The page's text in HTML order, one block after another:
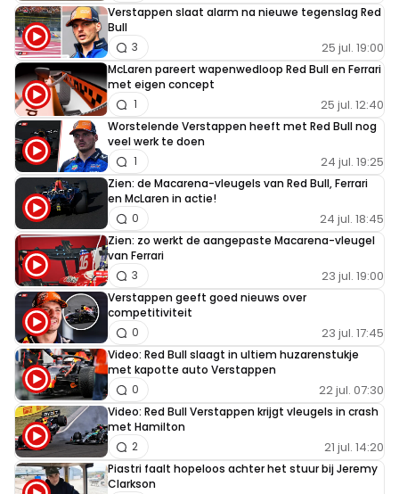
Broodkogel
17 mei 2024 18:28
Het gezaag aan de poten van RedBull is begonnen.
Verbaal, in de weg rijden van teams. Zal er wel bij horen.
Jammer ook als het omgekeerd zou zijn trouwens
LaNdO
17 mei 2024 21:49
Ook een sportieve reactie van MV trouwens. Was niet
nodig om zo te reageren en dan zelf gevaarlijk in de weg
te zitten.
Harry Akkerboom
18 mei 2024 08:02
Max was gefrustreerd over de auto ,daarom zijn
explosieve reactie ,zal in de toekomst wel vaker
gebeuren als de Redbull minder presteert.
Verstappen slaat alarm na nieuwe tegenslag Red
Bull
25 jul. 19:00
3
McLaren pareert wapenwedloop Red Bull en Ferrari
met eigen concept
25 jul. 12:40
1
Worstelende Verstappen heeft met Red Bull nog
veel werk te doen
24 jul. 19:25
1
Zien: de Macarena-vleugels van Red Bull, Ferrari
en McLaren in actie!
24 jul. 18:45
0
Zien: zo werkt de aangepaste Macarena-vleugel
van Ferrari
23 jul. 19:00
3
Verstappen geeft goed nieuws over
competitiviteit
23 jul. 17:45
0
Video: Red Bull slaagt in ultiem huzarenstukje
met kapotte auto Verstappen
22 jul. 07:30
0
Video: Red Bull Verstappen krijgt vleugels in crash
met Hamilton
21 jul. 14:20
2
Piastri faalt hopeloos achter het stuur bij Jeremy
Clarkson